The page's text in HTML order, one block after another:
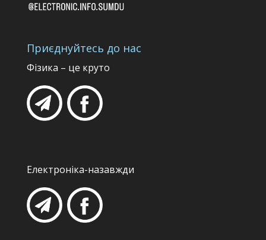
Приєднуйтесь до нас
Фізика – це круто
Електроніка-назавжди